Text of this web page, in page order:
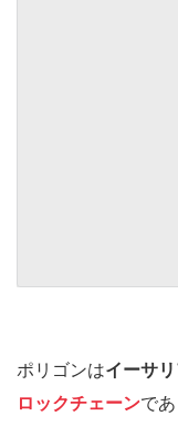
ポリゴンはイーサ
ロックチェーンであ